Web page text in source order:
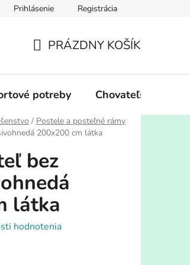
Prihlásenie Registrácia
KOŠÍK
PRÁZDNY KOŠÍK
potreby Chovateľské
/ Postele a posteľné rámy
200x200 cm látka
bez
látka
hodnotenia